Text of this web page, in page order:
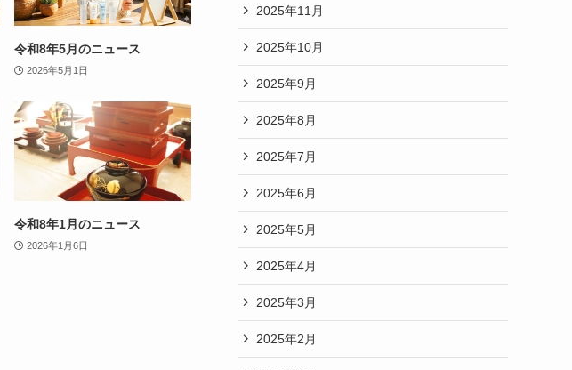
令和8年5月のニュース
2026年5月1日
令和8年1月のニュース
2026年1月6日
2025年11月
2025年10月
2025年9月
2025年8月
2025年7月
2025年6月
2025年5月
2025年4月
2025年3月
2025年2月